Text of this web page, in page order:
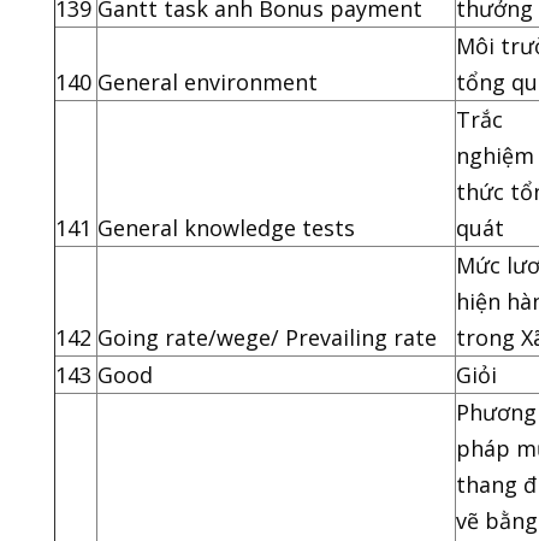
139 Gantt task anh Bonus payment thưởng
140 General environment
Môi
tổng
141 General knowledge tests
Trắc
thức
quát
142 Going rate/wege/ Prevailing rate
Mức
hiện
trong
143 Good Giỏi
Phương
pháp
thang
vẽ